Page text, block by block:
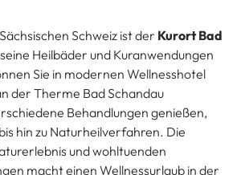
Schweiz ist der Kurort Bad
Heilbäder und Kuranwendungen
Sie in modernen Wellnesshotel
der Therme Bad Schandau
Behandlungen genießen,
hin zu Naturheilverfahren. Die
und wohltuenden
macht einen Wellnessurlaub in der